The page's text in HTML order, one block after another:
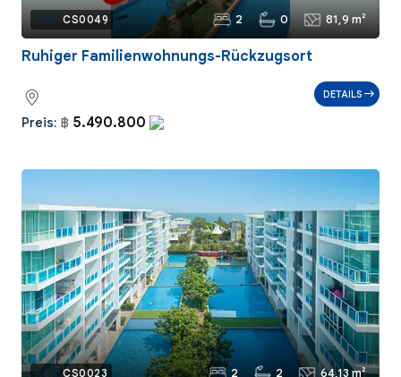
Ref.: CS0049 2 0 81,9 m²
Ruhiger Familienwohnungs-Rückzugsort
Preis: ฿ 5.490.800
DETAILS
Ref.: CS0023 2 2 64,13 m²